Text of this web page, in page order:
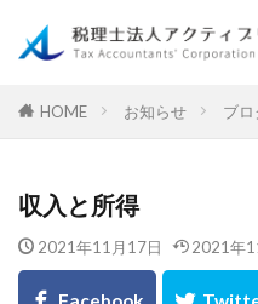
HOME お知らせ ブロ
収入と所得
2021年11月17日 2021年